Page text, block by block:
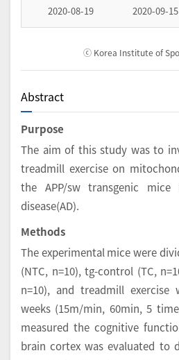
2020-08-19
2020-09-15
ⓒ Korea Institute of
Abstract
Purpose
The aim of this study was to
treadmill exercise on
the APP/sw transgenic mice
disease(AD).
Methods
The experimental mice were
(NTC, n=10), tg-control (TC,
n=10), and treadmill
weeks (15m/min, 60min, 5
measured the cognitive
brain cortex was evaluated to